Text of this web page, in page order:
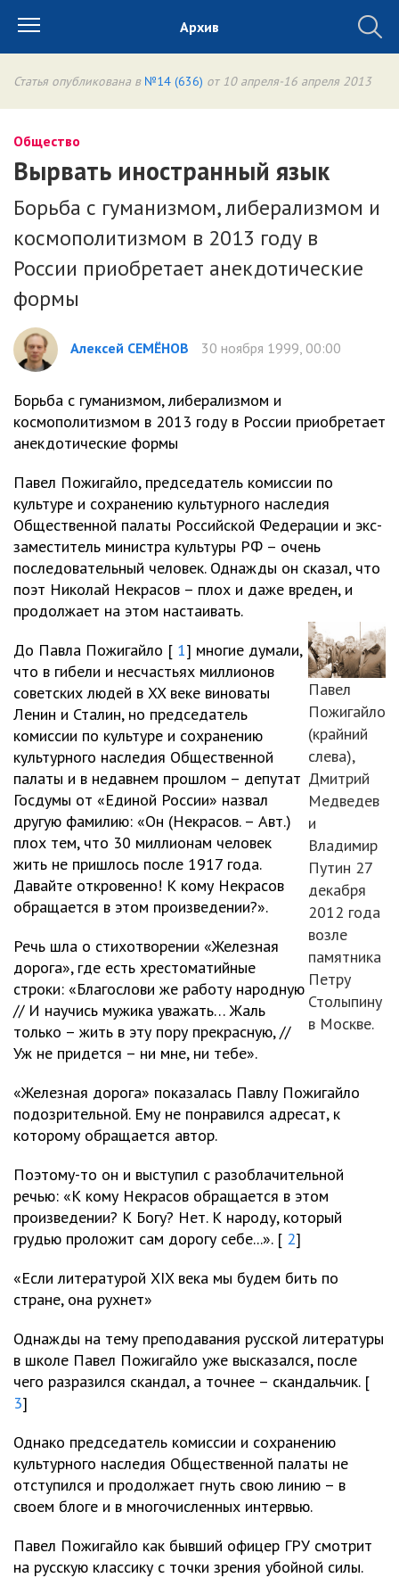
Архив
Статья опубликована в №14 (636) от 10 апреля-16 апреля 2013
Общество
Вырвать иностранный язык
Борьба с гуманизмом, либерализмом и
космополитизмом в 2013 году в
России приобретает анекдотические
формы
Алексей СЕМЁНОВ 30 ноября 1999, 00:00
Борьба с гуманизмом, либерализмом и
космополитизмом в 2013 году в России приобретает
анекдотические формы
Павел Пожигайло, председатель комиссии по
культуре и сохранению культурного наследия
Общественной палаты Российской Федерации и экс-
заместитель министра культуры РФ – очень
последовательный человек. Однажды он сказал, что
поэт Николай Некрасов – плох и даже вреден, и
продолжает на этом настаивать.
Павел
Пожигайло
(крайний
слева),
Дмитрий
Медведев
и
Владимир
Путин 27
декабря
2012 года
возле
памятника
Петру
Столыпину
в Москве.
До Павла Пожигайло [ 1] многие думали,
что в гибели и несчастьях миллионов
советских людей в XX веке виноваты
Ленин и Сталин, но председатель
комиссии по культуре и сохранению
культурного наследия Общественной
палаты и в недавнем прошлом – депутат
Госдумы от «Единой России» назвал
другую фамилию: «Он (Некрасов. – Авт.)
плох тем, что 30 миллионам человек
жить не пришлось после 1917 года.
Давайте откровенно! К кому Некрасов
обращается в этом произведении?».
Речь шла о стихотворении «Железная
дорога», где есть хрестоматийные
строки: «Благослови же работу народную
// И научись мужика уважать… Жаль
только – жить в эту пору прекрасную, //
Уж не придется – ни мне, ни тебе».
«Железная дорога» показалась Павлу Пожигайло
подозрительной. Ему не понравился адресат, к
которому обращается автор.
Поэтому-то он и выступил с разоблачительной
речью: «К кому Некрасов обращается в этом
произведении? К Богу? Нет. К народу, который
грудью проложит сам дорогу себе...». [ 2]
«Если литературой XIX века мы будем бить по
стране, она рухнет»
Однажды на тему преподавания русской литературы
в школе Павел Пожигайло уже высказался, после
чего разразился скандал, а точнее – скандальчик. [
3]
Однако председатель комиссии и сохранению
культурного наследия Общественной палаты не
отступился и продолжает гнуть свою линию – в
своем блоге и в многочисленных интервью.
Павел Пожигайло как бывший офицер ГРУ смотрит
на русскую классику с точки зрения убойной силы.